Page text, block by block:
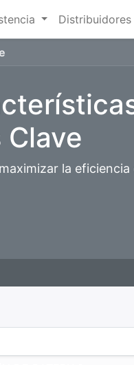
Distribuidores
la